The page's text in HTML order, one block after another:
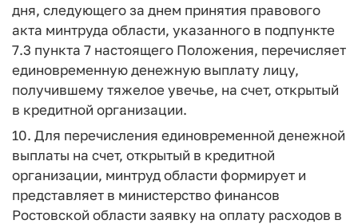
дня, следующего за днем принятия правового
акта минтруда области, указанного в подпункте
7.3 пункта 7 настоящего Положения, перечисляет
единовременную денежную выплату лицу,
получившему тяжелое увечье, на счет, открытый
в кредитной организации.
10. Для перечисления единовременной денежной
выплаты на счет, открытый в кредитной
организации, минтруд области формирует и
представляет в министерство финансов
Ростовской области заявку на оплату расходов в